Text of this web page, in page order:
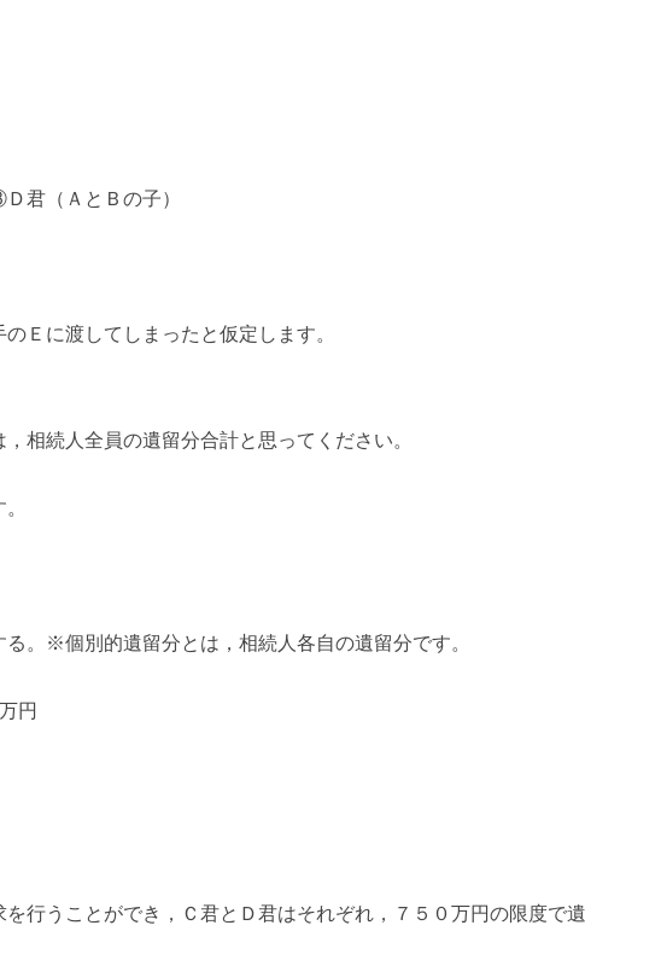
（ＡとＢの子）
Ｅに渡してしまったと仮定します。
相続人全員の遺留分合計と思ってください。
。※個別的遺留分とは，相続人各自の遺留分です。
円
行うことができ，Ｃ君とＤ君はそれぞれ，７５０万円の限度で遺